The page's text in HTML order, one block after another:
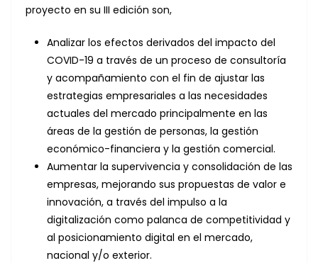
proyecto en su III edición son,
Analizar los efectos derivados del impacto del
COVID-19 a través de un proceso de consultoría
y acompañamiento con el fin de ajustar las
estrategias empresariales a las necesidades
actuales del mercado principalmente en las
áreas de la gestión de personas, la gestión
económico-financiera y la gestión comercial.
Aumentar la supervivencia y consolidación de las
empresas, mejorando sus propuestas de valor e
innovación, a través del impulso a la
digitalización como palanca de competitividad y
al posicionamiento digital en el mercado,
nacional y/o exterior.